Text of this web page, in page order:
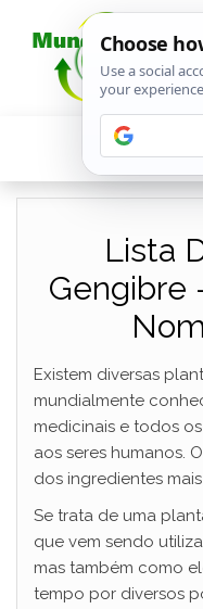
Lista
Gengibre
Existem diversas
mundialmente
medicinais e todos
aos seres humanos.
dos ingredientes
Se trata de uma
que vem sendo
mas também como
tempo por diversos